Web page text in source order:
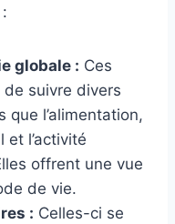
globale : Ces
suivre divers
que l’alimentation,
et l’activité
offrent une vue
de vie.
: Celles-ci se